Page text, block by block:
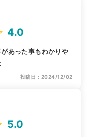
4.0
あった事もわかりや
投稿日：2024/12/02
5.0